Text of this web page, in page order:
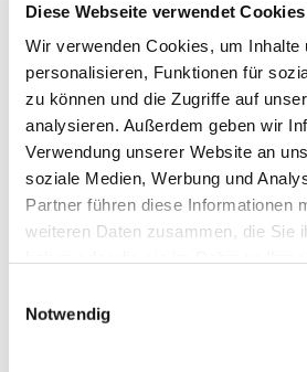
Diese Webseite verwendet Cookies
Wir verwenden Cookies, um Inhalte
personalisieren, Funktionen für
zu können und die Zugriffe auf
analysieren. Außerdem geben wir
Verwendung unserer Website an
soziale Medien, Werbung und
Partner führen diese Informationen
weiteren Daten zusammen, die Sie
Notwendig
Dies könnte